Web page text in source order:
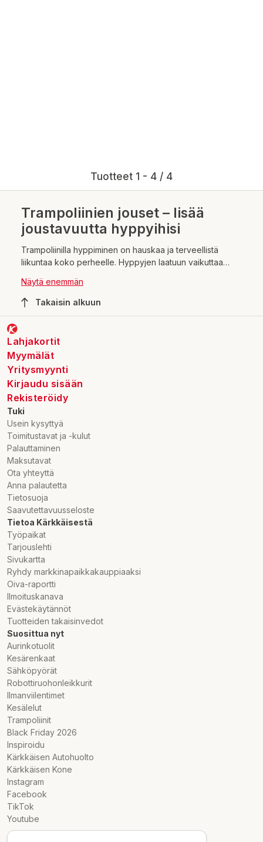
Tuotteet 1 - 4 / 4
Trampoliinien jouset – lisää
joustavuutta hyppyihisi
Trampoliinilla hyppiminen on hauskaa ja terveellistä
liikuntaa koko perheelle. Hyppyjen laatuun vaikuttaa
jouset ovat tärkeä osa trampoliinin rakennetta, sillä ne
mahdollistavat turvallisen ja mukavan hyppimisen.
Näytä enemmän
Takaisin alkuun
Lahjakortit
Myymälät
Yritysmyynti
Kirjaudu sisään
Rekisteröidy
Tuki
Usein kysyttyä
Toimitustavat ja -kulut
Palauttaminen
Maksutavat
Ota yhteyttä
Anna palautetta
Tietosuoja
Saavutettavuusseloste
Tietoa Kärkkäisestä
Työpaikat
Tarjouslehti
Sivukartta
Ryhdy markkinapaikkakauppiaaksi
Oiva-raportti
Ilmoituskanava
Evästekäytännöt
Tuotteiden takaisinvedot
Suosittua nyt
Aurinkotuolit
Kesärenkaat
Sähköpyörät
Robottiruohonleikkurit
Ilmanviilentimet
Kesälelut
Trampoliinit
Black Friday 2026
Inspiroidu
Kärkkäisen Autohuolto
Kärkkäisen Kone
Instagram
Facebook
TikTok
Youtube